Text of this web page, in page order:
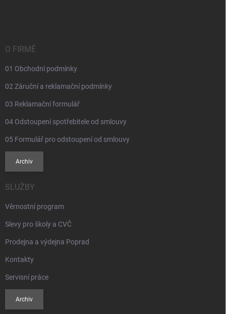
O FIRMĚ
01 Obchodní podmínky
02 Záruční a reklamační podmínky
03 Reklamační formulář
04 Odstoupení spotřebitele od smlouvy
05 Formulář pro odstoupení od smlouvy
Archiv
SLUŽBY
Věrnostní program
Slevy pro školy a CVČ
Prodejna a výdejna Poprad
Kontakty
Servisní práce
Archiv